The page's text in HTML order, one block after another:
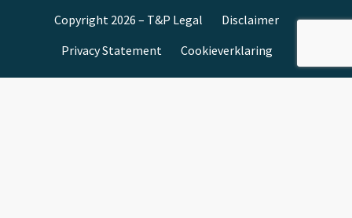
Copyright 2026 – T&P Legal
Disclaimer
Privacy Statement
Cookieverklaring